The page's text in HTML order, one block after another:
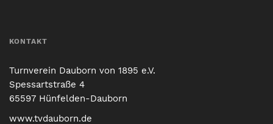
KONTAKT
Turnverein Dauborn von 1895 e.V.
Spessartstraße 4
65597 Hünfelden-Dauborn
www.tvdauborn.de